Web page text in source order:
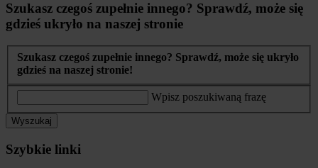
Szukasz czegoś zupełnie innego? Sprawdź, może się
gdzieś ukryło na naszej stronie
Szukasz czegoś zupełnie innego? Sprawdź, może się ukryło
gdzieś na naszej stronie!
Wpisz poszukiwaną frazę
Wyszukaj
Szybkie linki